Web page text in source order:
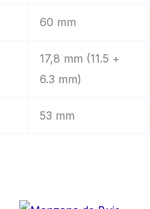
60 mm
17,8 mm (11.5 +
6.3 mm)
53 mm